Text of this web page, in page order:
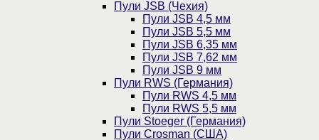
Пули JSB (Чехия)
Пули JSB 4,5 мм
Пули JSB 5,5 мм
Пули JSB 6,35 мм
Пули JSB 7,62 мм
Пули JSB 9 мм
Пули RWS (Германия)
Пули RWS 4,5 мм
Пули RWS 5,5 мм
Пули Stoeger (Германия)
Пули Crosman (США)